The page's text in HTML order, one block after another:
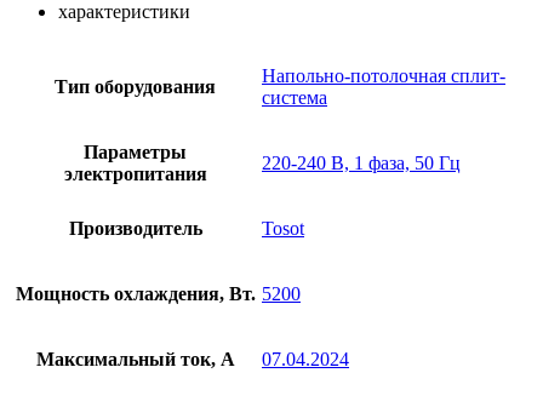
характеристики
Тип оборудования
Напольно-потолочная сплит-
система
Параметры
электропитания
220-240 В, 1 фаза, 50 Гц
Производитель Tosot
Мощность охлаждения, Вт. 5200
Максимальный ток, А 07.04.2024